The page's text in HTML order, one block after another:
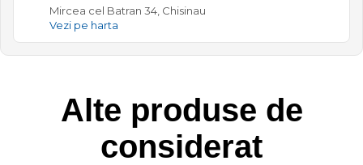
Mircea cel Batran 34, Chisinau
Vezi pe harta
Alte produse de
considerat